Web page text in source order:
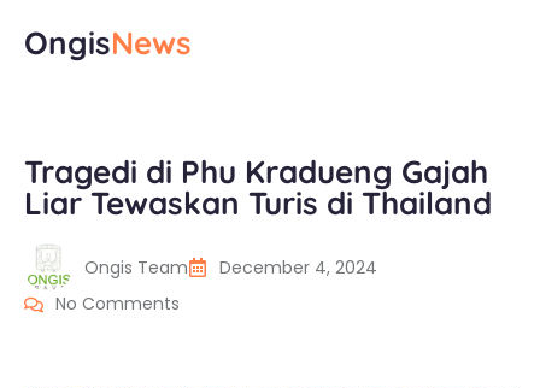
OngisNews
Tragedi di Phu Kradueng Gajah
Liar Tewaskan Turis di Thailand
Ongis Team
December 4, 2024
No Comments